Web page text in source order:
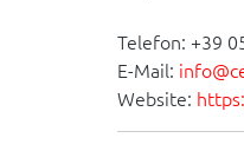
Telefon: +39
E-Mail:
Website: